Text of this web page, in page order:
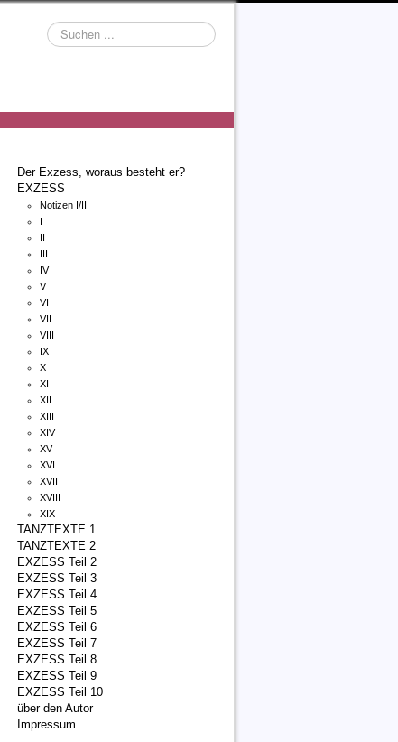
Suchen
...
Der Exzess, woraus besteht er?
EXZESS
Notizen I/II
I
II
III
IV
V
VI
VII
VIII
IX
X
XI
XII
XIII
XIV
XV
XVI
XVII
XVIII
XIX
TANZTEXTE 1
TANZTEXTE 2
EXZESS Teil 2
EXZESS Teil 3
EXZESS Teil 4
EXZESS Teil 5
EXZESS Teil 6
EXZESS Teil 7
EXZESS Teil 8
EXZESS Teil 9
EXZESS Teil 10
über den Autor
Impressum